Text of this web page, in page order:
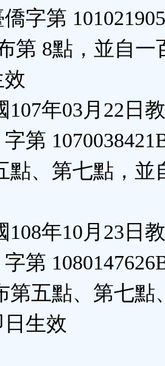
字第
第 8點，並自一
107年03月22日
第
、第七點，並
108年10月23日
第
五點、第七點
生效